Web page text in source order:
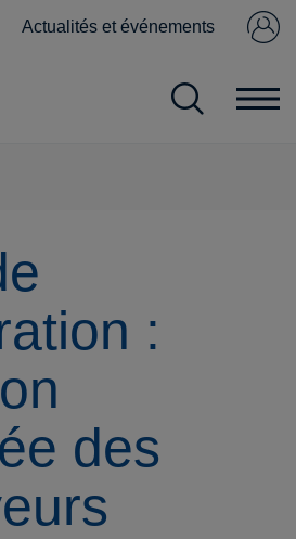
Actualités et événements
membre ?
:
des